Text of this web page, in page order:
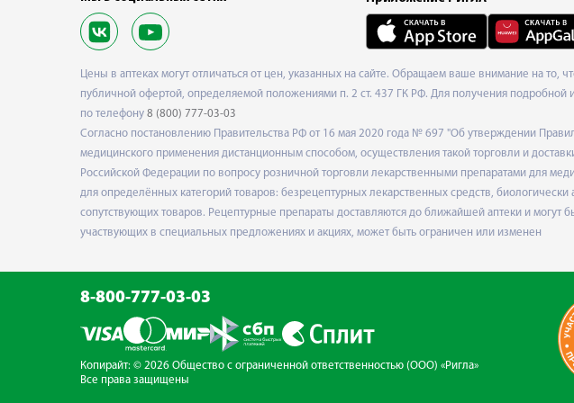
Цены в аптеках могут отличаться от цен, указанных на сайте. Обращаем ваше внимание на то,
публичной офертой, определяемой положениями п. 2 ст. 437 ГК РФ. Для получения подробной
по телефону 8 (800) 777-03-03
Согласно постановлению Правительства РФ от 16 мая 2020 года № 697 "Об утверждении
медицинского применения дистанционным способом, осуществления такой торговли и
Российской Федерации по вопросу розничной торговли лекарственными препаратами для
для определённых категорий товаров: безрецептурных лекарственных средств,
сопутствующих товаров. Рецептурные препараты доставляются до ближайшей аптеки и
участвующих в специальных предложениях и акциях, может быть ограничен или изменен
8-800-777-03-03
Копирайт: © 2026 Общество с ограниченной ответственностью (ООО) «Ригла»
Все права защищены